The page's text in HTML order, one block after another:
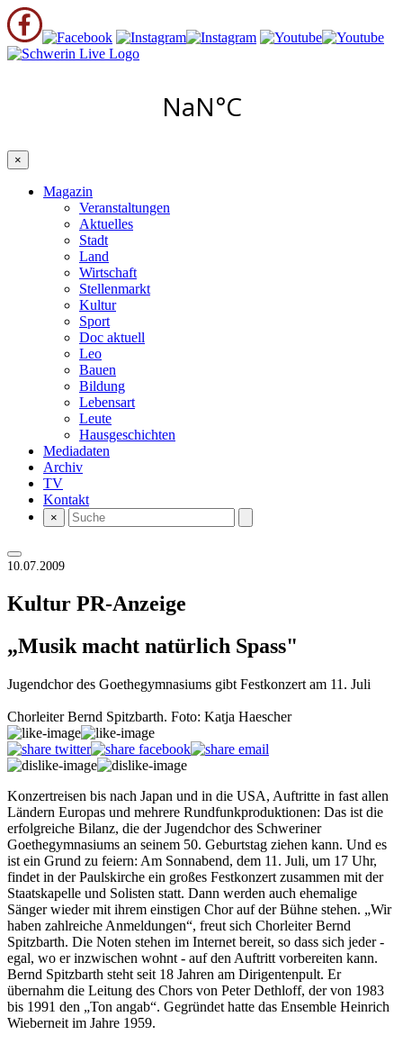
×
Magazin
Veranstaltungen
Aktuelles
Stadt
Land
Wirtschaft
Stellenmarkt
Kultur
Sport
Doc aktuell
Leo
Bauen
Bildung
Lebensart
Leute
Hausgeschichten
Mediadaten
Archiv
TV
Kontakt
×
10.07.2009
Kultur PR-Anzeige
„Musik macht natürlich Spass"
Jugendchor des Goethegymnasiums gibt Festkonzert am 11. Juli
Chorleiter Bernd Spitzbarth. Foto: Katja Haescher
Konzertreisen bis nach Japan und in die USA, Auftritte in fast allen
Ländern Europas und mehrere Rundfunkproduktionen: Das ist die
erfolgreiche Bilanz, die der Jugendchor des Schweriner
Goethegymnasiums an seinem 50. Geburtstag ziehen kann. Und es
ist ein Grund zu feiern: Am Sonnabend, dem 11. Juli, um 17 Uhr,
findet in der Paulskirche ein großes Festkonzert zusammen mit der
Staatskapelle und Solisten statt. Dann werden auch ehemalige
Sänger wieder mit ihrem einstigen Chor auf der Bühne stehen. „Wir
haben zahlreiche Anmeldungen“, freut sich Chorleiter Bernd
Spitzbarth. Die Noten stehen im Internet bereit, so dass sich jeder -
egal, wo er inzwischen wohnt - auf den Auftritt vorbereiten kann.
Bernd Spitzbarth steht seit 18 Jahren am Dirigentenpult. Er
übernahm die Leitung des Chors von Peter Dethloff, der von 1983
bis 1991 den „Ton angab“. Gegründet hatte das Ensemble Heinrich
Wieberneit im Jahre 1959.